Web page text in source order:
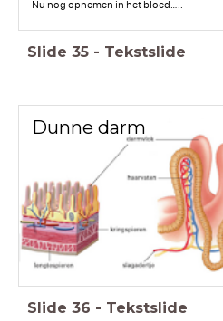
Nu nog opnemen in het bloed…..
Slide 35 - Tekstslide
Dunne darm
Slide 36 - Tekstslide